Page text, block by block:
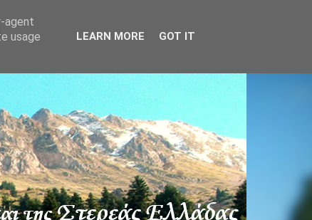
agent
usage
LEARN MORE GOT IT